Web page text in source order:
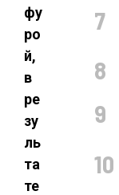
фу
ро
й,
в
ре
зу
ль
та
те